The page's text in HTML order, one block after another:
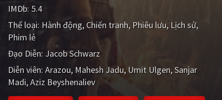
Tổng hợp
CẬP NHẬT
PHIM MỚI
PHIM BỘ
IMDb: 5.4
Thể loại: Hành động Chiến tranh Phiêu lưu Lịch sử
Phim lẻ
Đạo Diễn: Jacob Schwarz
Diễn viên: Arazou Mahesh Jadu Umit Ulgen Sanjar
Madi Aziz Beyshenaliev